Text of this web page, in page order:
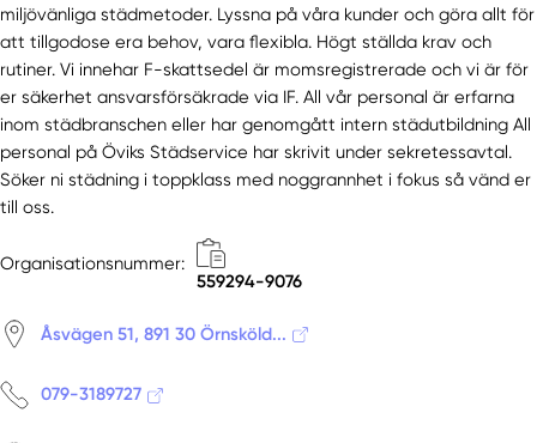
miljövänliga städmetoder. Lyssna på våra kunder och göra allt för
att tillgodose era behov, vara flexibla. Högt ställda krav och
rutiner. Vi innehar F-skattsedel är momsregistrerade och vi är för
er säkerhet ansvarsförsäkrade via IF. All vår personal är erfarna
inom städbranschen eller har genomgått intern städutbildning All
personal på Öviks Städservice har skrivit under sekretessavtal.
Söker ni städning i toppklass med noggrannhet i fokus så vänd er
till oss.
Organisationsnummer:
559294-9076
Åsvägen 51, 891 30 Örnsköld...
079-3189727